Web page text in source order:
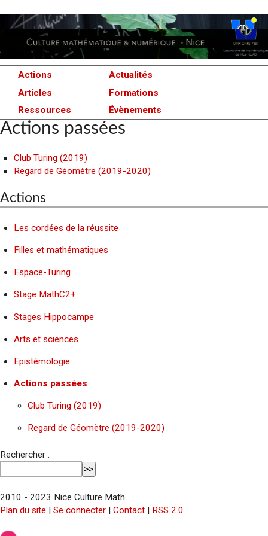
Actions
Actualités
Articles
Formations
Ressources
Évènements
Actions passées
Club Turing (2019)
Regard de Géomètre (2019-2020)
Actions
Les cordées de la réussite
Filles et mathématiques
Espace-Turing
Stage MathC2+
Stages Hippocampe
Arts et sciences
Epistémologie
Actions passées
Club Turing (2019)
Regard de Géomètre (2019-2020)
Rechercher :
2010 - 2023 Nice Culture Math
Plan du site | Se connecter | Contact | RSS 2.0